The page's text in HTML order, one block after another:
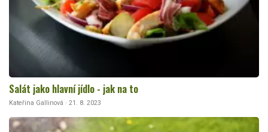
Salát jako hlavní jídlo - jak na to
Kateřina Gallinová · 21. 8. 2023